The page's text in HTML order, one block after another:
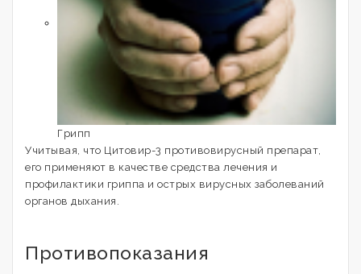
Грипп
Учитывая, что Цитовир-3 противовирусный препарат,
его применяют в качестве средства лечения и
профилактики гриппа и острых вирусных заболеваний
органов дыхания.
Противопоказания